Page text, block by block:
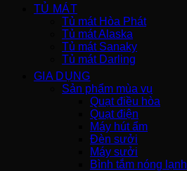
TỦ MÁT
Tủ mát Hòa Phát
Tủ mát Alaska
Tủ mát Sanaky
Tủ mát Darling
GIA DỤNG
Sản phẩm mùa vụ
Quạt điều hòa
Quạt điện
Máy hút ẩm
Đèn sưởi
Máy sưởi
Bình tắm nóng lạnh